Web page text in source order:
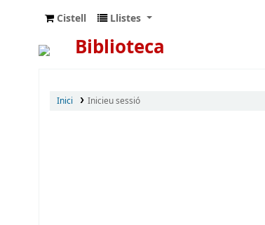
Cistell Llistes
Biblioteca
Inici Inicieu sessió